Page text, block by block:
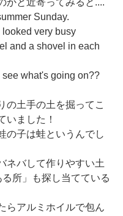
かと近寄ってみると....
Sunday.
very busy
and a shovel in each
see what's going on??
の土手の土を掘ってこ
いました！
の子は蛙というんでし
ネバして作りやすい土
る所」も探し当てている
らアルミホイルで包ん